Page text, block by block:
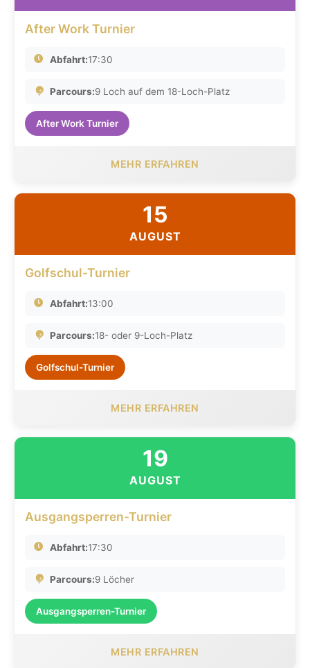
After Work Turnier
Abfahrt:17:30
Parcours:9 Loch auf dem 18-Loch-Platz
After Work Turnier
MEHR ERFAHREN
15
AUGUST
Golfschul-Turnier
Abfahrt:13:00
Parcours:18- oder 9-Loch-Platz
Golfschul-Turnier
MEHR ERFAHREN
19
AUGUST
Ausgangsperren-Turnier
Abfahrt:17:30
Parcours:9 Löcher
Ausgangsperren-Turnier
MEHR ERFAHREN